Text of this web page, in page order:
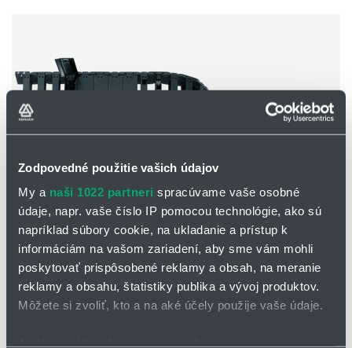
Zodpovedné použitie vašich údajov
My a naši 1022 partneri spracúvame vaše osobné
údaje, napr. vaše číslo IP pomocou technológie, ako sú
napríklad súbory cookie, na ukladanie a prístup k
informáciám na vašom zariadení, aby sme vám mohli
poskytovať prispôsobené reklamy a obsah, na meranie
reklamy a obsahu, štatistiky publika a vývoj produktov.
Môžete si zvoliť, kto a na aké účely použije vaše údaje.
Séria E4.32 / H4.32 / R4.32
Vnútorná výška:32 mm
Vnútorná
šírka Bi:
Max. ø vnútornej náplne:28 mm